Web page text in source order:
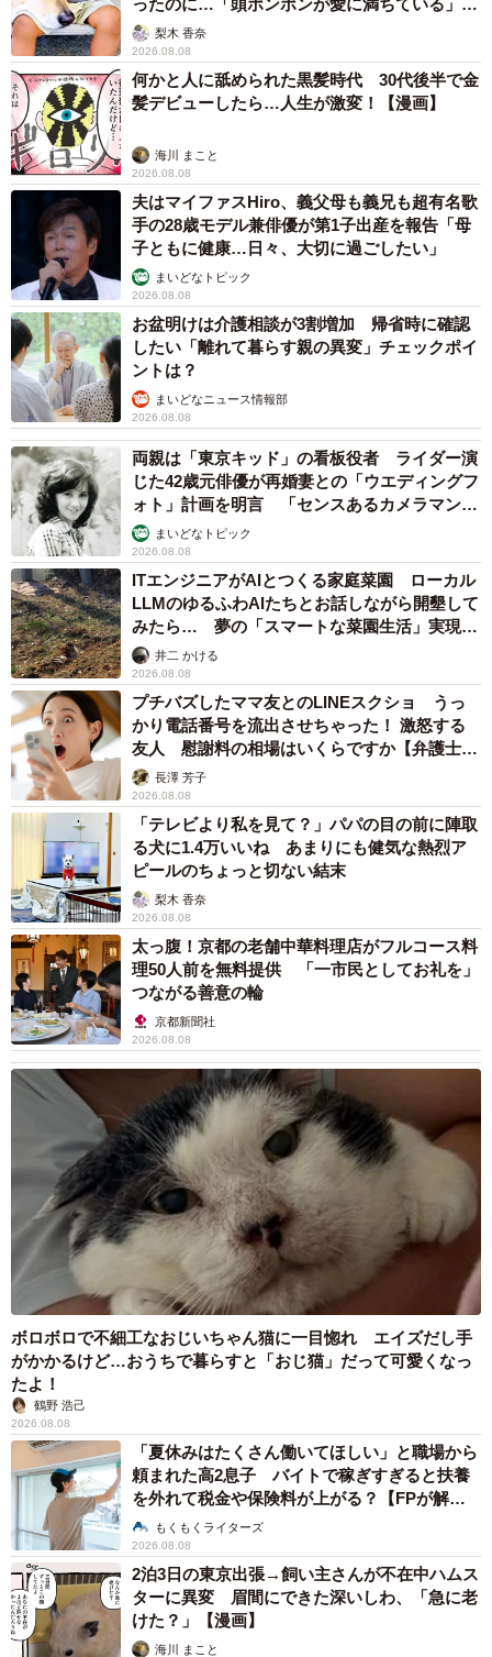
ったのに…「頭ポンポンが愛に満ちている」
「尊…」
梨木 香奈
2026.08.08
何かと人に舐められた黒髪時代 30代後半で金
髪デビューしたら…人生が激変！【漫画】
海川 まこと
2026.08.08
夫はマイファスHiro、義父母も義兄も超有名歌
手の28歳モデル兼俳優が第1子出産を報告「母
子ともに健康…日々、大切に過ごしたい」
まいどなトピック
2026.08.08
お盆明けは介護相談が3割増加 帰省時に確認
したい「離れて暮らす親の異変」チェックポイ
ントは？
まいどなニュース情報部
2026.08.08
両親は「東京キッド」の看板役者 ライダー演
じた42歳元俳優が再婚妻との「ウエディングフ
ォト」計画を明言 「センスあるカメラマン求
む」まいどなトピック
2026.08.08
ITエンジニアがAIとつくる家庭菜園 ローカル
LLMのゆるふわAIたちとお話しながら開墾して
みたら… 夢の「スマートな菜園生活」実現な
るか井二 かける
2026.08.08
プチバズしたママ友とのLINEスクショ うっ
かり電話番号を流出させちゃった！ 激怒する
友人 慰謝料の相場はいくらですか【弁護士が
解説】長澤 芳子
2026.08.08
「テレビより私を見て？」パパの目の前に陣取
る犬に1.4万いいね あまりにも健気な熱烈ア
ピールのちょっと切ない結末
梨木 香奈
2026.08.08
太っ腹！京都の老舗中華料理店がフルコース料
理50人前を無料提供 「一市民としてお礼を」
つながる善意の輪
京都新聞社
2026.08.08
ボロボロで不細工なおじいちゃん猫に一目惚れ エイズだし手
がかかるけど…おうちで暮らすと「おじ猫」だって可愛くなっ
たよ！
鶴野 浩己
2026.08.08
「夏休みはたくさん働いてほしい」と職場から
頼まれた高2息子 バイトで稼ぎすぎると扶養
を外れて税金や保険料が上がる？【FPが解
説】もくもくライターズ
2026.08.08
2泊3日の東京出張→飼い主さんが不在中ハムス
ターに異変 眉間にできた深いしわ、「急に老
けた？」【漫画】
海川 まこと